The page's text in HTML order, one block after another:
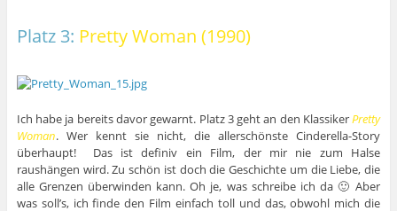
Platz 3: Pretty Woman (1990)
Ich habe ja bereits davor gewarnt. Platz 3 geht an den KlassikerPretty
Woman. Wer kennt sie nicht, die allerschönste Cinderella-Story
überhaupt! Das ist definiv ein Film, der mir nie zum Halse
raushängen wird. Zu schön ist doch die Geschichte um die Liebe, die
alle Grenzen überwinden kann. Oh je, was schreibe ich da 🙂 Aber
was soll’s, ich finde den Film einfach toll und das, obwohl mich die